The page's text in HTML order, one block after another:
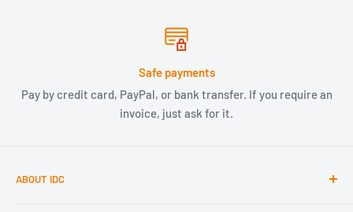
Safe payments
Pay by credit card, PayPal, or bank transfer. If you require an
invoice, just ask for it.
ABOUT IDC